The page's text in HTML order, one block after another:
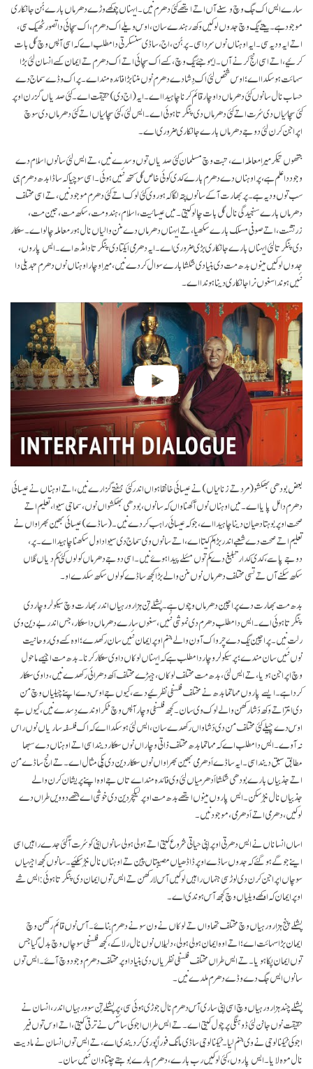
سارے ایس اک جگ وچ وسنے آں اتے ایتھے کئی دھرم نیں۔ ایہناں چوکھے وڑے دھرماں بارے ہُن جانکاری
موجود ہے۔ بیتے یُگ وچ جدوں لوکیں وکھ رہندے سان، اوس ویلے اک دھرم، اک سچائی دا تصور ٹھیک سی،
اتے ایہ ودیہ سی۔ ایہ اوہناں نوں سردا سی۔ پر ہُن، اج، ساڈی سنسکرتی دا مطلب اے کہ اسی آپس وچ گل بات
کرئیے، اتے اسی انج کرنے آں۔ ایہو جئے یُگ وچ، کسے اک سچائی اتے اک دھرم تے ایمان کسے انسان لئی بڑا
سہائت ہو سکدا اے؛ اوس شخص لئی اک دِشا دے دھرم نوں مننا بڑا فائدہ مند اے۔ پر اک وڈے سماج دے
حساب نال سانوں کئی دھرماں دا وچار قائم کرنا چاہیدا اے۔ ایہ (اج دی) حقیقت اے۔ کئی صدیاں گزرن اوپر
کئی سچائیاں دی سُرت اتے کئی دھرماں دی پنگرتا ہوئی اے۔ ایس لئی، کئی سچائیاں اتے کئی دھرماں دی سوچ
اپراجن کرن لئی دوجے دھرماں بارے جانکاری ضروری اے۔
جتھوں تیکر میرا معاملہ اے، تبت وچ مسلمان کئی صدیاں توں وسدے نیں، تے ایس لئی سانوں اسلام دے
وجود دا علم ہے، پر اوہناں دے دھرم بارے کدی کوئی خاص گل کتھ نئیں ہوئی۔ اسی سوچیا کہ ساڈا بدھ دھرم ہی
سب توں ودیہ ہے۔ پر بھارت آ کے سانوں پتہ لگا کہ ہور وی کئی لوک اتے کئی دھرم موجود نیں، تے اسی مختلف
دھرماں بارے سنجیدگی نال گل بات چالو کیتی۔ میں عیسائیت، اسلام، ہندو مت، سکھ مت، جین مت،
زرتشت، اتے صوفی مسلک بارے سکھیا، تے ایہناں دھرماں دے منن والیاں نال ہور معاملہ چالو اے۔ ستکار
دی پنگرتا لئی ایہناں بارے جانکاری بڑی ضروری اے۔ ایہ دھرمی ایکتا دی پنگرتا دا مڈھ اے۔ ایس پاروں،
جدوں لوکیں مینوں بدھ مت دی بنیادی شکشا بارے سوال کردے نیں، میرا وچار اوہناں نوں دھرم تبدیلی دا
نئیں ہوندا سغوں نرا جانکاری دینا ہوندا اے۔
بعض بودھی بھکشو (مرد تے زنانیاں) نے عیسائی خانقاہواں اندر کئی ہفتے گزارے نیں، اتے اوہناں نے عیسائی
دھرم دا مُل پایا اے۔ میں اوہناں نوں آکھنا واں کہ سانوں، بودھی بھکشواں نوں، سماجی سیوا، تعلیم اتے
صحت اوپر بوہتا دھیان دینا چاہیدا اے، جو کہ عیسائی راہب کردے نیں۔ (ساڈے) عیسائی بھین بھراواں نے
تعلیم اتے صحت دے شعبے اندر بڑا کم کیتا اے، اتے سانوں وی سماج دی سیوا دا ول سکھنا چاہیدا اے۔ پر،
دوجے پاسے، کدی کدار تبلیغ دے کم توں مسٔلے پیدا ہوۓ نیں۔ اسی دوجے دھرماں کولوں کئی کم دیاں گلاں
سکھ سکنے آں تے تسی مختلف دھرماں نوں منن والے بڑا کجھ ساڈے کولوں سکھ سکدے او۔
بدھ مت بھارت دے پراچین دھرماں وچوں ہے۔ پشلے تِن ہزار ورہیاں اندر بھارت وچ سیکولر وچار دی
پنگرتا ہوئی اے۔ ایس دا مطلب دھرم دی نموشی نئیں، سغوں سارے دھرماں دا ستکار، جس اندر بے دین وی
رلت نیں۔ پراچین یُگ دے چرواک آون والے جنم اوپر ایمان نئیں سان رکھدے؛ اوہ کسے وی روحانیت
نوں نئیں سان مندے؛ پر سیکولر وچار دا مطلب ہے کہ ایہناں لوکاں دا وی ستکار کرنا۔ بدھ مت اجیہے ماحول
وچ اپراجن ہویا، تے ایس لئی، بدھ مت مختلف لوکاں، جیہڑے مختلف اکھ دھرائی رکھدے نیں، دا وی ستکار
کردا ہے۔ ایسے پاروں مہاتما بدھ نے مختلف فلسفی نظرئیے دسے، کیوں جے اوس دے اپنے چیلیاں وچ من
دی انتر اتے وکھ دَشا رکھن والے لوک وی سان۔ کجھ فلسفی وچار آپس وچ ٹکراوندے دِسدے نیں، کیوں جے
اوس دے چیلے کئی مختلف من دی دَشاواں رکھدے سان، ایس لئی ہو سکدا اے کہ اک فلسفہ ساریاں نوں راس
نہ آوے۔ ایس دا مطلب اے کہ مہاتما بدھ مختلف ذاتی وچاراں نوں ستکار دیندا سی اتے اوہناں دے سبھا
مطابق سبق دیندا سی۔ ایہ ساڈے اَدھرمی بھین بھراواں نوں ستکار دین دی پکی مثال اے۔ تے انج ساڈے من
اتے جذبیاں بارے بودھی شکشا اَدھرمیاں لئی وی فائدہ مند اے تاں جے اوہ اپنے پریشان کرن والے
جذبیاں نال نبڑ سکن۔ ایس پاروں مینوں ایتھے بدھ مت اوپر لیکچر دین دی خوشی اے جتھے دوویں طراں دے
لوکیں، دھرمی اتے اَدھرمی، موجود نیں۔
اساں انساناں نے ایس دھرتی اوپر اپنی حیاتی شروع کیتی اتے ہولی ہولی سانوں اینی کو سُرت آ گئی جدے راہیں اسی
اینے جوگے ہو گئے کہ جدوں ساڈے اوپر ڈاڈھیاں مصیبتاں پین تے اوہناں نال نبڑ سکئیے۔ سانوں کجھ اجیہیاں
سوچاں اپراجن کرن دی لوڑ سی جنہاں راہیں لوکیں آس لا رکھن تے ایس توں ایمان دی پنگرتا ہوئی: ایس شے
اوپر ایمان کہ اوکھے ویلیاں وچ کجھ آس ہوندی اے۔
پشلے پنج ہزار ورہیاں وچ مختلف تھاواں تے لوکاں نے ون سونے دھرم بناۓ۔ آس نوں قائم رکھن وچ
ایمان بڑا سہائت اے؛ اتے اوہ ایمان ہولی ہولی، دلیلاں نوں نال رلا کے، کجھ فلسفی سوچاں وچ بدل گیا جس
توں ایمان پکا ہویا۔ تے ایس طراں مختلف فلسفی نظریاں دی بنیاد اوپر مختلف دھرم وجود وچ آۓ۔ ایس توں
سانوں ایس جگ دے وڈے دھرم ملدے نیں۔
پشلے چند ہزار ورہیاں وچ اسی اپنی ساری آس دھرم نال جوڑی ہوئی سی، پر پشلے تِن سو ورہیاں اندر، انسان نے
حقیقت نوں جانن لئی ڈوہنگی پرچول کیتی اے۔ تے ایس طراں اجوکی سائنس نے ترقی کیتی، اتے اوس توں فیر
اجوکی ٹیکنالوجی نے وی جنم لیا۔ ٹیکنالوجی ساڈی مانگ فوراً پوری کر دیندی اے، تے ایس توں انسان نے مادیت
نال موہ لایا۔ ایس پاروں، کئی لوکیں رب بارے، دھرم بارے بوہتے چنتا وان نئیں سان۔